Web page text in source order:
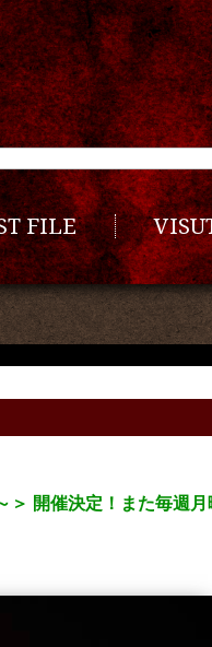
FILE
開催決定！また毎週